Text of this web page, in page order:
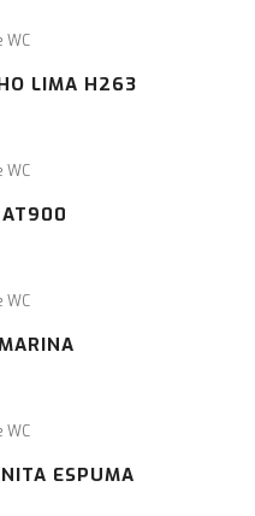
WC
LIMA H263
WC
AT900
WC
WC
ESPUMA